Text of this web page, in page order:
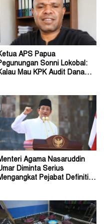
APS Papua
Sonni Lokobal:
Mau KPK Audit Dana
Agama Nasaruddin
Diminta Serius
Pejabat Definitif